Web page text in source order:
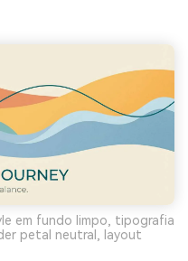
em fundo limpo, tipografia
petal neutral, layout